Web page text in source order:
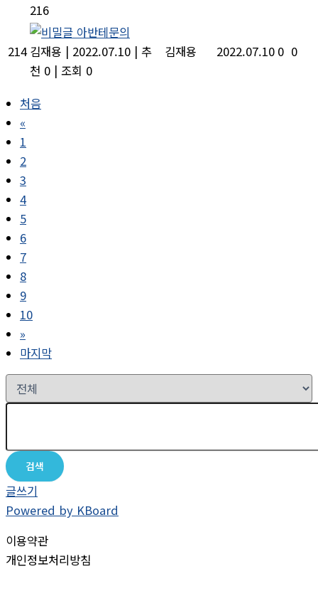
216
214
아반테문의
김재용 | 2022.07.10 | 추
천 0 | 조회 0
김재용 2022.07.10 0 0
처음
«
1
2
3
4
5
6
7
8
9
10
»
마지막
검색
글쓰기
Powered by KBoard
이용약관
개인정보처리방침